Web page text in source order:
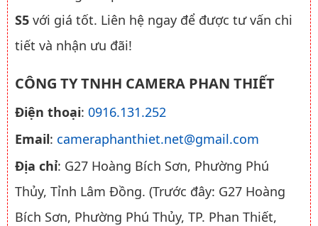
S5 với giá tốt. Liên hệ ngay để được tư vấn chi
tiết và nhận ưu đãi!
CÔNG TY TNHH CAMERA PHAN THIẾT
Điện thoại: 0916.131.252
Email: cameraphanthiet.net@gmail.com
Địa chỉ: G27 Hoàng Bích Sơn, Phường Phú
Thủy, Tỉnh Lâm Đồng. (Trước đây: G27 Hoàng
Bích Sơn, Phường Phú Thủy, TP. Phan Thiết,